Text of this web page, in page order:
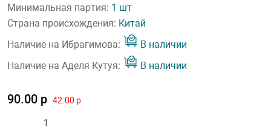
Минимальная партия: 1 шт
Страна происхождения: Китай
Наличие на Ибрагимова:
В наличии
Наличие на Аделя Кутуя:
В наличии
90.00 р 42.00 р